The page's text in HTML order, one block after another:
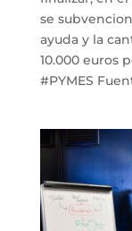
se
ayuda y la
10.000 euros
#PYMES